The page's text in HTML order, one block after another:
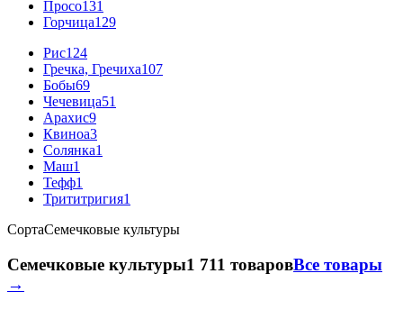
Просо131
Горчица129
Рис124
Гречка, Гречиха107
Бобы69
Чечевица51
Арахис9
Квиноа3
Солянка1
Маш1
Тефф1
Трититригия1
СортаСемечковые культуры
Семечковые культуры1 711 товаровВсе товары
→